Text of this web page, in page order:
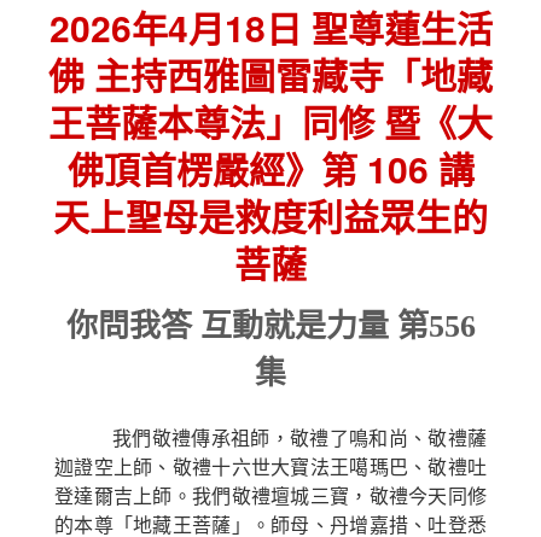
2026年4月18日 聖尊蓮生活
佛 主持西雅圖雷藏寺「地藏
王菩薩本尊法」同修 暨《大
佛頂首楞嚴經》第 106 講
天上聖母是救度利益眾生的
菩薩
你問我答 互動就是力量 第556
集
我們敬禮傳承祖師，敬禮了鳴和尚、敬禮薩
迦證空上師、敬禮十六世大寶法王噶瑪巴、敬禮吐
登達爾吉上師。我們敬禮壇城三寶，敬禮今天同修
的本尊「地藏王菩薩」。師母、丹增嘉措、吐登悉